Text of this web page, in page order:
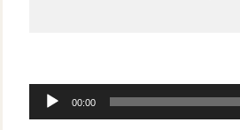
audio
00:00